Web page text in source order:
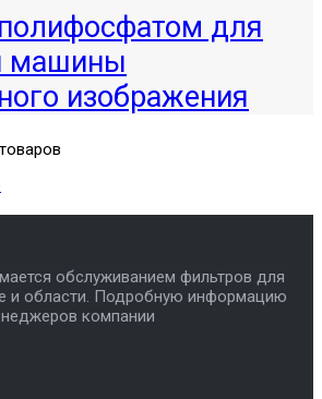
для
машины
обслуживанием фильтров для
и области. Подробную информацию
компании